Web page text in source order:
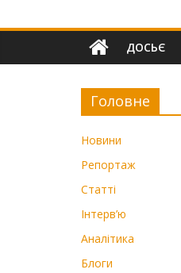
ДОСЬЄ
Головне
Новини
Репортаж
Статті
Інтерв’ю
Аналітика
Блоги